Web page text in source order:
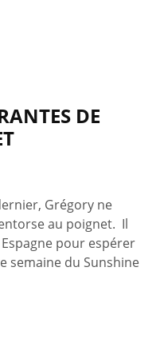
DE
Grégory ne
au poignet. Il
pour espérer
semaine du Sunshine